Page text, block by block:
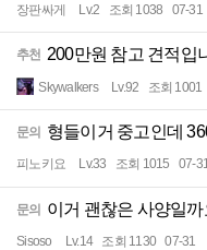
장판싸게 Lv.2 조회 1038 07-31
추천 200만원 참고 견적입
Skywalkers Lv.92 조회 1001
문의 형들이거 중고인데
피노키요 Lv.33 조회 1015 07-
문의 이거 괜찮은 사양일까
Sisoso Lv.14 조회 1130 07-31